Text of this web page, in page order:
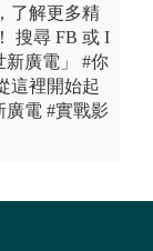
了解更多精
搜尋 FB 或 I
新廣電」 #你
這裡開始起
廣電 #實戰影